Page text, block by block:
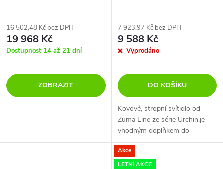
16 502,48 Kč bez DPH
19 968 Kč
Dostupnost 14 až 21 dní
ZOBRAZIT
7 923,97 Kč bez DPH
9 588 Kč
Vyprodáno
DO KOŠÍKU
Kovové, stropní svítidlo od
Zuma Line ze série Urchin,je
vhodným doplňkem do
moderního interiéru. Toto
svítidlo je vyrobeno z kovu a
má průměr 64 cm. Svítidlo se
Akce
LETNÍ AKCE